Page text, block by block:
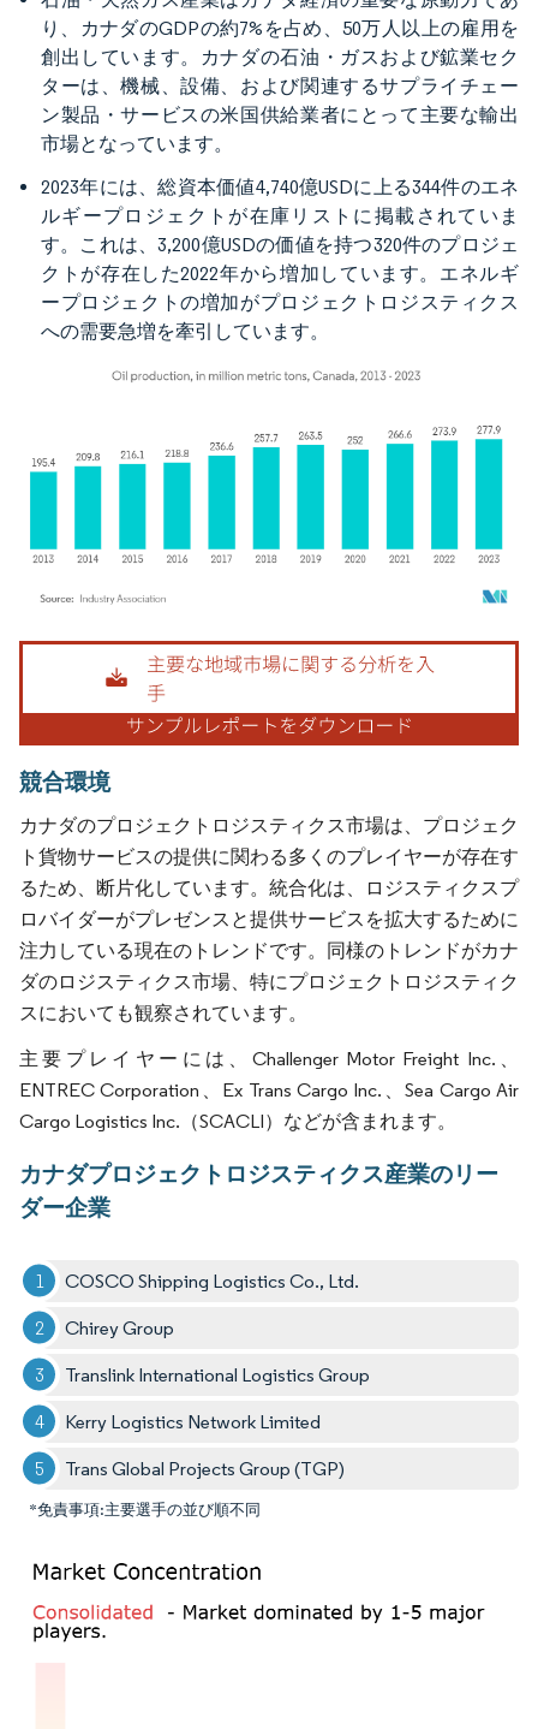
り、カナダのGDPの約7%を占め、50万人以上の雇用を
創出しています。カナダの石油・ガスおよび鉱業セク
ターは、機械、設備、および関連するサプライチェー
ン製品・サービスの米国供給業者にとって主要な輸出
市場となっています。
2023年には、総資本価値4,740億USDに上る344件のエネ
ルギープロジェクトが在庫リストに掲載されていま
す。これは、3,200億USDの価値を持つ320件のプロジェ
クトが存在した2022年から増加しています。エネルギ
ープロジェクトの増加がプロジェクトロジスティクス
への需要急増を牽引しています。
画像 © Mordor Intelligence。再利用にはCC BY 4.0の表示が必要です。
競合環境
カナダのプロジェクトロジスティクス市場は、プロジェク
ト貨物サービスの提供に関わる多くのプレイヤーが存在す
るため、断片化しています。統合化は、ロジスティクスプ
ロバイダーがプレゼンスと提供サービスを拡大するために
注力している現在のトレンドです。同様のトレンドがカナ
ダのロジスティクス市場、特にプロジェクトロジスティク
スにおいても観察されています。
主要プレイヤーには、Challenger Motor Freight Inc.、
ENTREC Corporation、Ex Trans Cargo Inc.、Sea Cargo Air
Cargo Logistics Inc.（SCACLI）などが含まれます。
カナダプロジェクトロジスティクス産業のリー
ダー企業
COSCO Shipping Logistics Co., Ltd.
Chirey Group
Translink International Logistics Group
Kerry Logistics Network Limited
Trans Global Projects Group (TGP)
*免責事項:主要選手の並び順不同